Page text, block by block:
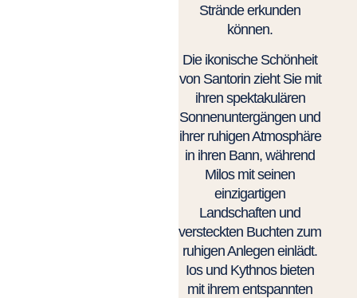
Strände erkunden
können.
Die ikonische Schönheit
von Santorin zieht Sie mit
ihren spektakulären
Sonnenuntergängen und
ihrer ruhigen Atmosphäre
in ihren Bann, während
Milos mit seinen
einzigartigen
Landschaften und
versteckten Buchten zum
ruhigen Anlegen einlädt.
Ios und Kythnos bieten
mit ihrem entspannten